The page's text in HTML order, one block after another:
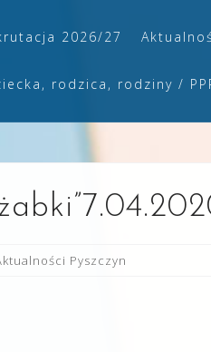
2026/27
rodzica, rodziny /
Pyszczyn